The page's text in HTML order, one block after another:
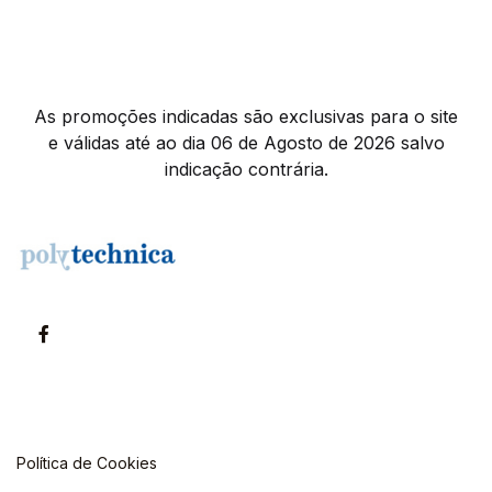
As promoções indicadas são exclusivas para o site
e válidas até ao dia 06 de Agosto de 2026 salvo
indicação contrária.
Política de Cookies